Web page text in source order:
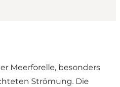
Meerforelle, besonders
Strömung. Die